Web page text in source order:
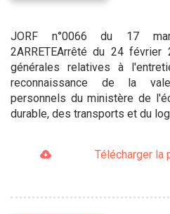
JORF n°0066 du 17
2ARRETEArrêté du 24
générales relatives à
reconnaissance de la
personnels du ministère de
durable, des transports et du
Télécharger la